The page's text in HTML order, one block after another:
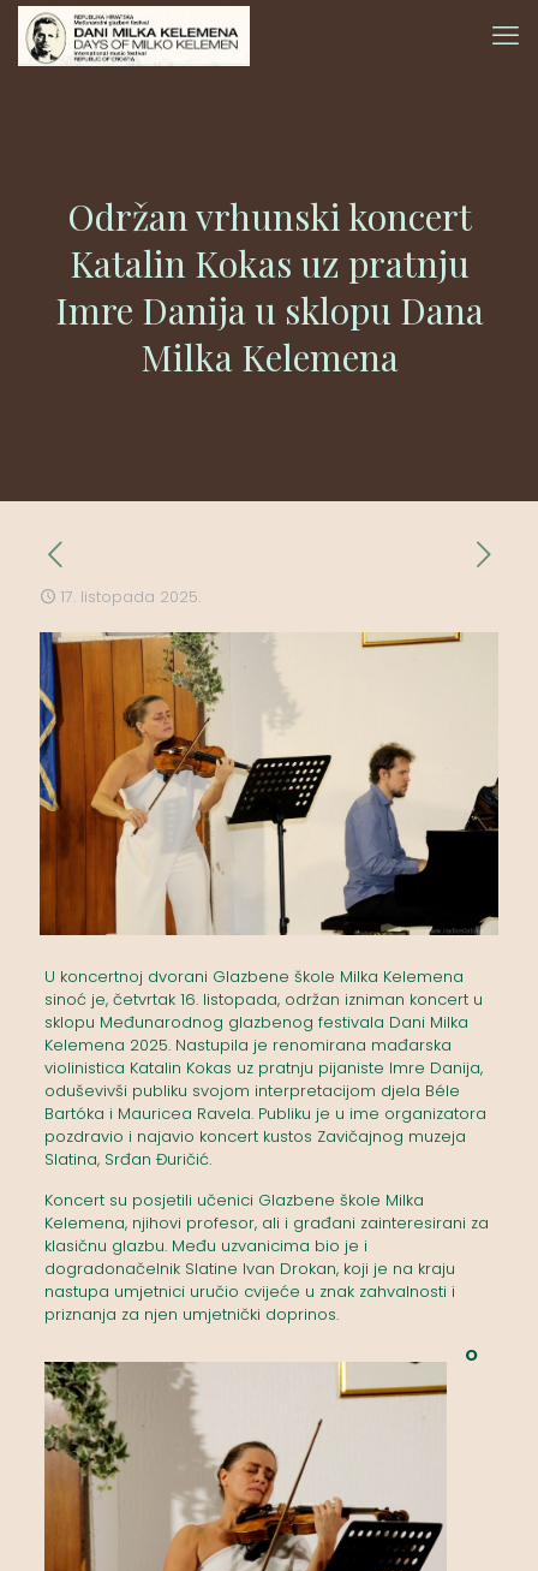
Održan vrhunski koncert
Katalin Kokas uz pratnju
Imre Danija u sklopu Dana
Milka Kelemena
17. listopada 2025.
U koncertnoj dvorani Glazbene škole Milka Kelemena
sinoć je, četvrtak 16. listopada, održan izniman koncert u
sklopu Međunarodnog glazbenog festivala Dani Milka
Kelemena 2025. Nastupila je renomirana mađarska
violinistica Katalin Kokas uz pratnju pijaniste Imre Danija,
oduševivši publiku svojom interpretacijom djela Béle
Bartóka i Mauricea Ravela. Publiku je u ime organizatora
pozdravio i najavio koncert kustos Zavičajnog muzeja
Slatina, Srđan Đuričić.
Koncert su posjetili učenici Glazbene škole Milka
Kelemena, njihovi profesor, ali i građani zainteresirani za
klasičnu glazbu. Među uzvanicima bio je i
dogradonačelnik Slatine Ivan Drokan, koji je na kraju
nastupa umjetnici uručio cvijeće u znak zahvalnosti i
priznanja za njen umjetnički doprinos.
O